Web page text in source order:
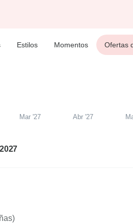
Estilos Momentos Ofertas
Mar '27 Abr '27